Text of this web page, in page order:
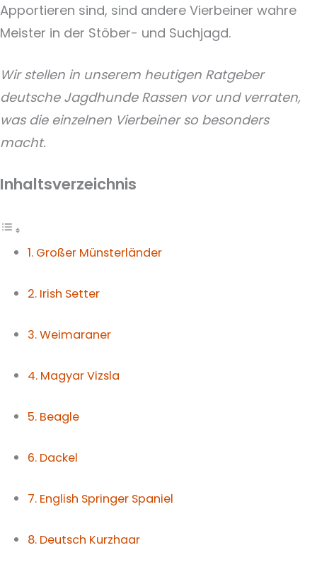
Apportieren sind, sind andere Vierbeiner wahre
Meister in der Stöber- und Suchjagd.
Wir stellen in unserem heutigen Ratgeber
deutsche Jagdhunde Rassen vor und verraten,
was die einzelnen Vierbeiner so besonders
macht.
Inhaltsverzeichnis
1. Großer Münsterländer
2. Irish Setter
3. Weimaraner
4. Magyar Vizsla
5. Beagle
6. Dackel
7. English Springer Spaniel
8. Deutsch Kurzhaar